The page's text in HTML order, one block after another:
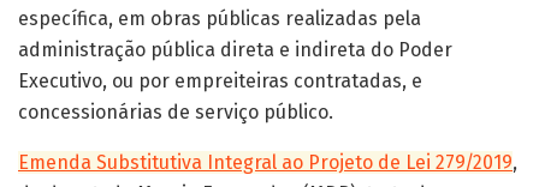
específica, em obras públicas realizadas pela
administração pública direta e indireta do Poder
Executivo, ou por empreiteiras contratadas, e
concessionárias de serviço público.
Emenda Substitutiva Integral ao Projeto de Lei 279/2019,